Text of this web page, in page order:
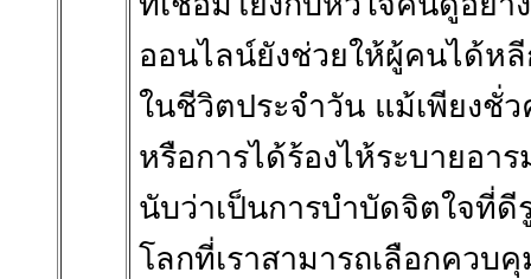
ออนไลน์ยังช่วยให้ผู้คนได้ห
ในชีวิตประจำวัน แม้เพียงชั่
หรือการได้ร้องไห้ระบายอา
นับว่าเป็นการบำบัดจิตใจที่
โลกที่เราสามารถเลือกควบ